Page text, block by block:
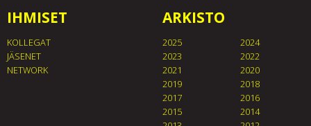
IHMISET
KOLLEGAT
JÄSENET
NETWORK
ARKISTO
2025
2024
2023
2022
2021
2020
2019
2018
2017
2016
2015
2014